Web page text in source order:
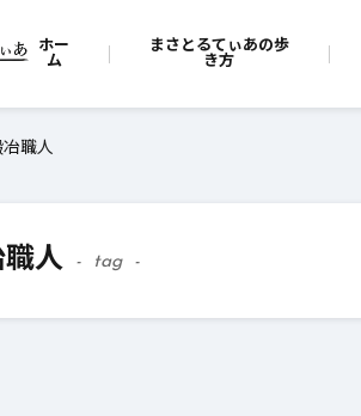
ホー
ム
まさとるてぃあの歩
き方
職人
職人 tag